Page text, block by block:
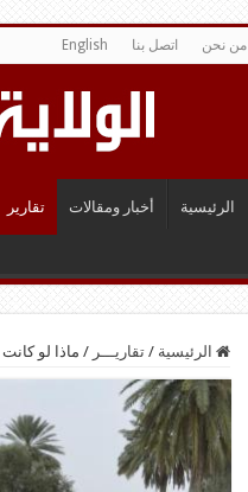
من نحن اتصل بنا English
الرئيسية أخبار ومقالات تقارير
الرئيسية / تقاريـــر / ماذا لو